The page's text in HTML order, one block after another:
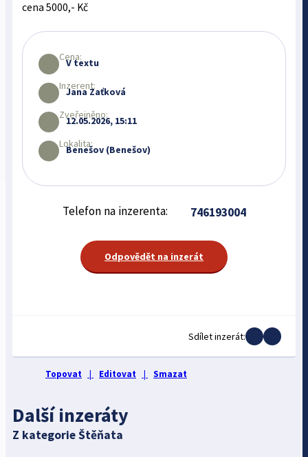
cena 5000,- Kč
Cena:
V textu
Inzerent:
Jana Zaťková
Zveřejněno:
12.05.2026, 15:11
Lokalita:
Benešov (Benešov)
Telefon na inzerenta: 746193004
Odpovědět na inzerát
Sdílet inzerát:
Topovat | Editovat | Smazat
Další inzeráty
Z kategorie Štěňata